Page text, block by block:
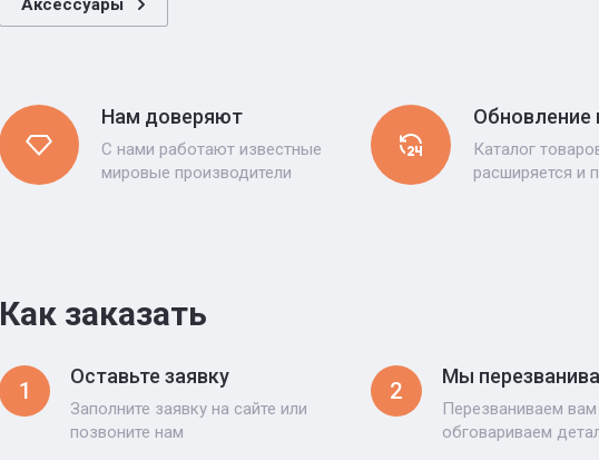
Аксессуары
Нам доверяют
С нами работают известные
мировые производители
Обновление
Каталог
расширяется и
Как заказать
1
Оставьте заявку
Заполните заявку на сайте или
позвоните нам
2
Мы
Перезваниваем вам
обговариваем